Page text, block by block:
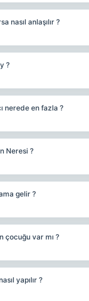
nasıl anlaşılır ?
?
nerede en fazla ?
Neresi ?
gelir ?
çocuğu var mı ?
yapılır ?